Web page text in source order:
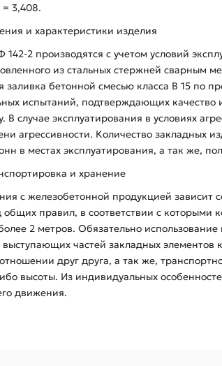
= 3,408.
и характеристики изделия
2 производятся с учетом условий
из стальных стержней сварным
заливка бетонной смесью класса В 15 по
испытаний, подтверждающих качество
В случае эксплуатирования в условиях
агрессивности. Количество закладных
в местах эксплуатирования, а так же,
и хранение
с железобетонной продукцией зависит
общих правил, в соответствии с
2 метров. Обязательно
частей закладных элементов
отношении друг друга, а так же,
высоты. Из индивидуальных
движения.